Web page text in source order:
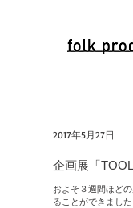
企画展「
およそ３週間ほど
ることができまし
2017年5月27日